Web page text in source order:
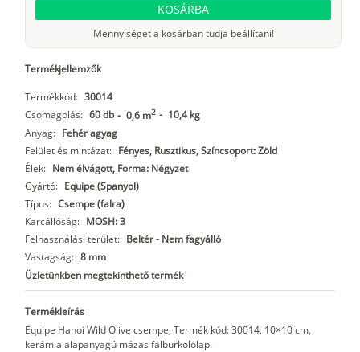
KOSÁRBA
Mennyiséget a kosárban tudja beállítani!
Termékjellemzők
Termékkód: 30014
Csomagolás: 60 db - 0,6 m2 - 10,4 kg
Anyag: Fehér agyag
Felület és mintázat: Fényes, Rusztikus, Színcsoport: Zöld
Élek: Nem élvágott, Forma: Négyzet
Gyártó: Equipe (Spanyol)
Típus: Csempe (falra)
Karcállóság: MOSH: 3
Felhasználási terület: Beltér - Nem fagyálló
Vastagság: 8 mm
Üzletünkben megtekinthető termék
Termékleírás
Equipe Hanoi Wild Olive csempe, Termék kód: 30014, 10×10 cm,
kerámia alapanyagú mázas falburkolólap.